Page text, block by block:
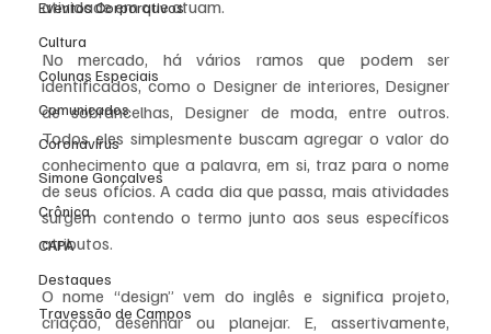
Eventos Corporativos
Cultura
Colunas Especiais
Comunicados
Coronavírus
Simone Gonçalves
Crônica
CAPA
Destaques
Travessão de Campos
atividade em que atuam.
No mercado, há vários ramos que podem ser
identificados, como o Designer de interiores, Designer
de sobrancelhas, Designer de moda, entre outros.
Todos eles simplesmente buscam agregar o valor do
conhecimento que a palavra, em si, traz para o nome
de seus ofícios. A cada dia que passa, mais atividades
surgem contendo o termo junto aos seus específicos
atributos.
O nome “design” vem do inglês e significa projeto,
criação, desenhar ou planejar. E, assertivamente,